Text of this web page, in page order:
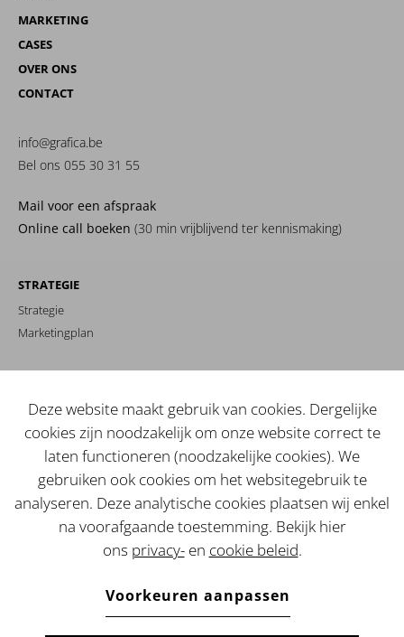
MARKETING
CASES
OVER ONS
CONTACT
STRATEGIE
Strategie
Marketingplan
MERKIDENTITEIT
WEBSITE / SHOP
Webdevelopment
Landingspagina's
info@grafica.be
Bel ons 055 30 31 55
Mail voor een afspraak
Online call boeken (30 min vrijblijvend ter kennismaking)
Deze website maakt gebruik van cookies. Dergelijke
cookies zijn noodzakelijk om onze website correct te
laten functioneren (noodzakelijke cookies). We
gebruiken ook cookies om het websitegebruik te
analyseren. Deze analytische cookies plaatsen wij enkel
na voorafgaande toestemming. Bekijk hier
ons privacy-en cookie beleid.
Voorkeuren aanpassen